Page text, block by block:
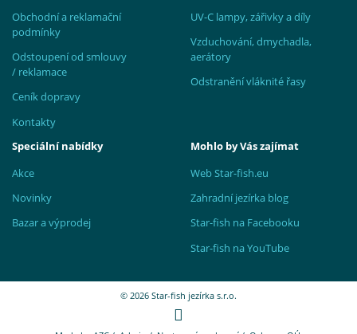
Obchodní a reklamační
podmínky
Odstoupení od smlouvy
/ reklamace
Ceník dopravy
Kontakty
UV-C lampy, zářivky a díly
Vzduchování, dmychadla,
aerátory
Odstranění vláknité řasy
Speciální nabídky
Akce
Novinky
Bazar a výprodej
Mohlo by Vás zajímat
Web Star-fish.eu
Zahradní jezírka blog
Star-fish na Facebooku
Star-fish na YouTube
© 2026 Star-fish jezírka s.r.o.